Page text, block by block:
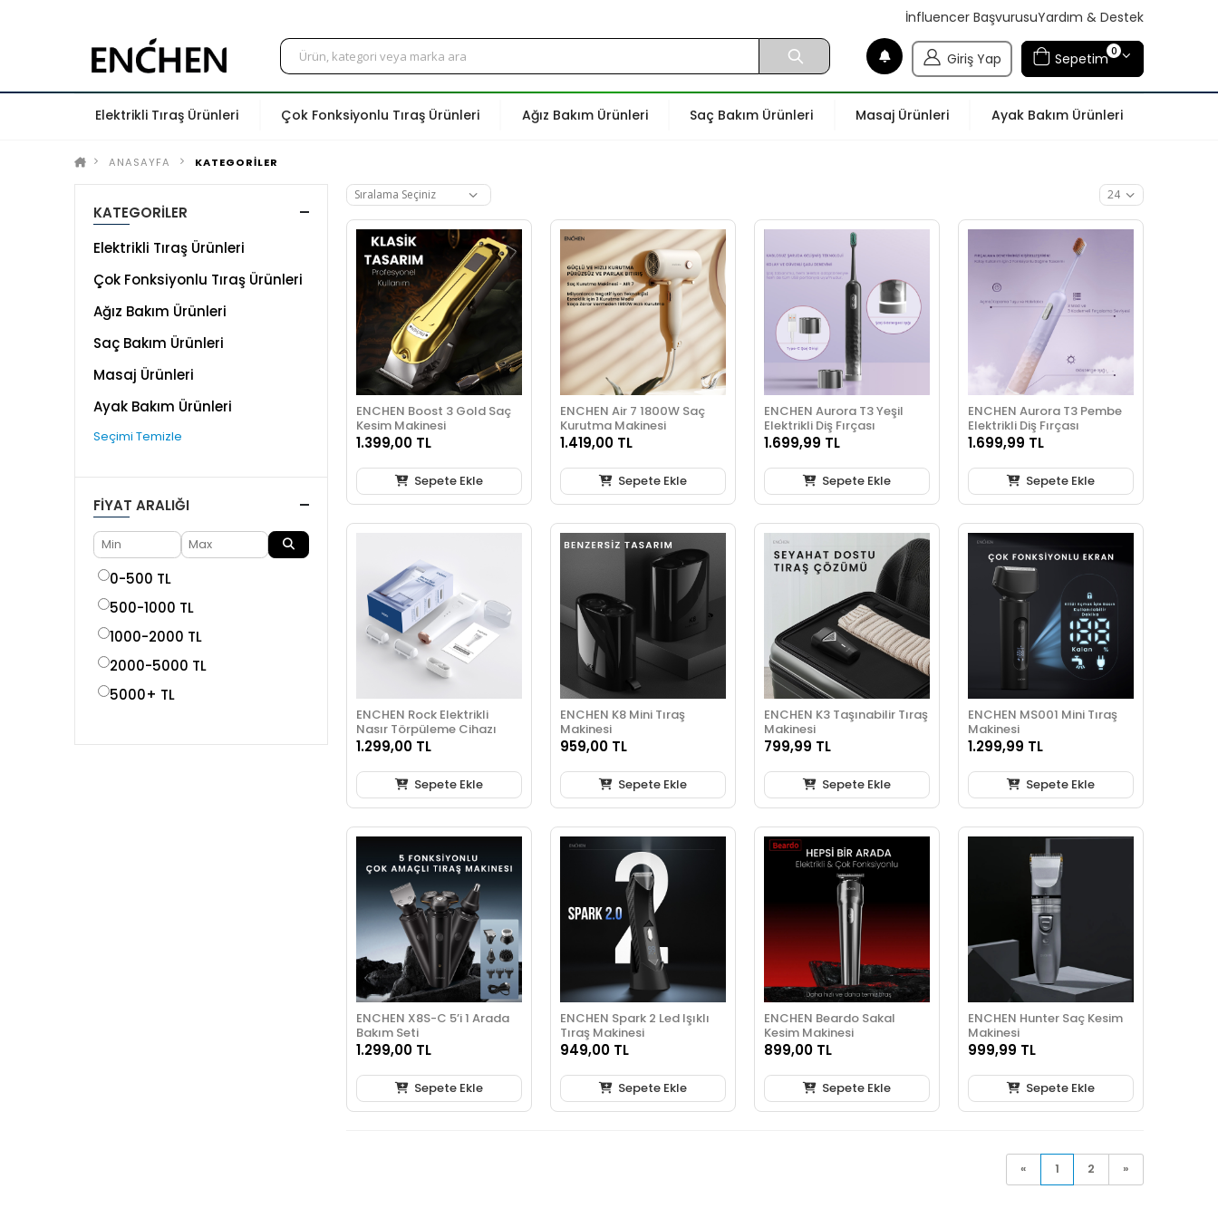
İnfluencer BaşvurusuYardım & Destek
Giriş Yap Sepetim0
Elektrikli Tıraş Ürünleri Çok Fonksiyonlu Tıraş Ürünleri Ağız Bakım Ürünleri Saç Bakım Ürünleri Masaj Ürünleri Ayak Bakım Ürünleri
ANASAYFA KATEGORİLER
ENCHEN Boost 3 Gold Saç
Kesim Makinesi
1.399,00 TL
Sepete Ekle
ENCHEN Air 7 1800W Saç
Kurutma Makinesi
1.419,00 TL
Sepete Ekle
ENCHEN Aurora T3 Yeşil
Elektrikli Diş Fırçası
1.699,99 TL
Sepete Ekle
ENCHEN Aurora T3 Pembe
Elektrikli Diş Fırçası
1.699,99 TL
Sepete Ekle
ENCHEN Rock Elektrikli
Nasır Törpüleme Cihazı
1.299,00 TL
Sepete Ekle
ENCHEN K8 Mini Tıraş
Makinesi
959,00 TL
Sepete Ekle
ENCHEN K3 Taşınabilir Tıraş
Makinesi
799,99 TL
Sepete Ekle
ENCHEN MS001 Mini Tıraş
Makinesi
1.299,99 TL
Sepete Ekle
ENCHEN X8S-C 5’i 1 Arada
Bakım Seti
1.299,00 TL
Sepete Ekle
ENCHEN Spark 2 Led Işıklı
Tıraş Makinesi
949,00 TL
Sepete Ekle
ENCHEN Beardo Sakal
Kesim Makinesi
899,00 TL
Sepete Ekle
ENCHEN Hunter Saç Kesim
Makinesi
999,99 TL
Sepete Ekle
« 1 2 »
KATEGORİLER
Elektrikli Tıraş Ürünleri
Çok Fonksiyonlu Tıraş Ürünleri
Ağız Bakım Ürünleri
Saç Bakım Ürünleri
Masaj Ürünleri
Ayak Bakım Ürünleri
Seçimi Temizle
FIYAT ARALIĞI
0-500 TL
500-1000 TL
1000-2000 TL
2000-5000 TL
5000+ TL